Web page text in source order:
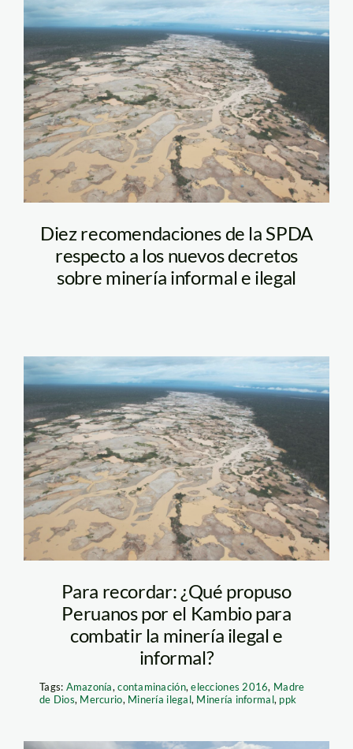
Diez recomendaciones de la SPDA
respecto a los nuevos decretos
sobre minería informal e ilegal
Para recordar: ¿Qué propuso
Peruanos por el Kambio para
combatir la minería ilegal e
informal?
Tags: Amazonía,contaminación,elecciones 2016, Madre
de Dios, Mercurio, Minería ilegal, Minería informal, ppk